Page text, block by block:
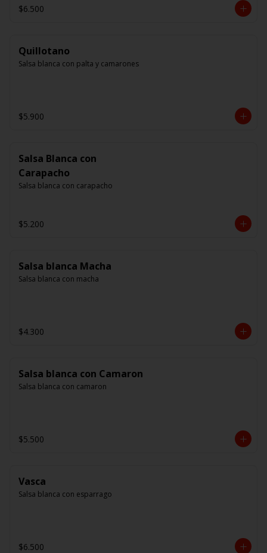
$6.500
Quillotano
Salsa blanca con palta y camarones
$5.900
Salsa Blanca con
Carapacho
Salsa blanca con carapacho
$5.200
Salsa blanca Macha
Salsa blanca con macha
$4.300
Salsa blanca con Camaron
Salsa blanca con camaron
$5.500
Vasca
Salsa blanca con esparrago
$6.500